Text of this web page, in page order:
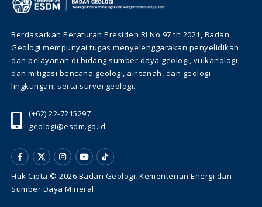
Berdasarkan Peraturan Presiden RI No 97 th 2021, Badan
Geologi mempunyai tugas menyelenggarakan penyelidikan
dan pelayanan di bidang sumber daya geologi, vulkanologi
dan mitigasi bencana geologi, air tanah, dan geologi
lingkungan, serta survei geologi.
(+62) 22-7215297
geologi@esdm.go.id
Hak Cipta © 2026 Badan Geologi, Kementerian Energi dan
Sumber Daya Mineral